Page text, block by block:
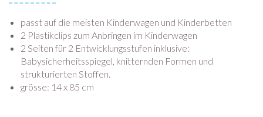
passt auf die meisten Kinderwagen und Kinderbetten
2 Plastikclips zum Anbringen im Kinderwagen
2 Seiten für 2 Entwicklungsstufen inklusive:
Babysicherheitsspiegel, knitternden Formen und
strukturierten Stoffen.
grösse: 14 x 85 cm